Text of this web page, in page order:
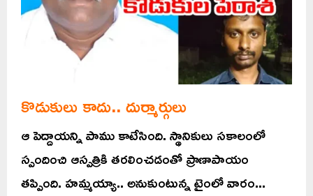
కొడుకులు కాదు.. దుర్మార్గులు
ఆ పెద్దాయన్ని పాము కాటేసింది. స్థానికులు సకాలంలో
స్పందించి ఆస్పత్రికి తరలించడంతో ప్రాణాపాయం
తప్పింది. హమ్మయ్యా.. అనుకుంటున్న టైంలో వారం...